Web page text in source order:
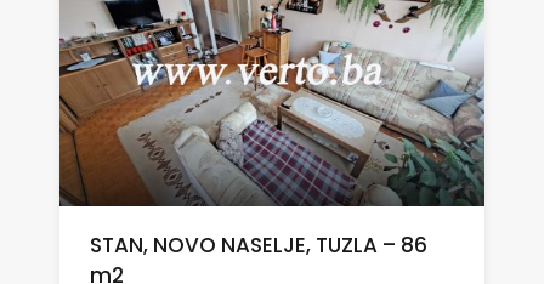
STAN, NOVO NASELJE, TUZLA – 86
m2